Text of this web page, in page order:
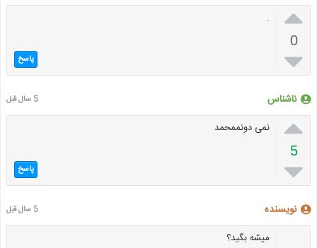

0

.
پاسخ
ناشناس 5 سال قبل

5

نمی دونممحمد
پاسخ
نویسنده 5 سال قبل
میشه بگید؟